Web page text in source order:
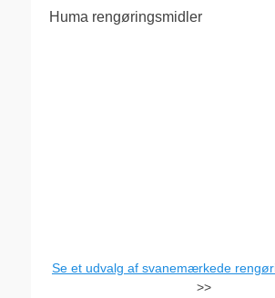
Huma rengøringsmidler
Se et udvalg af svanemærkede
>>